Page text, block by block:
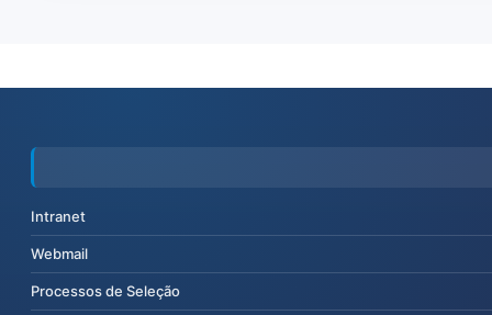
Intranet
Webmail
Processos de Seleção